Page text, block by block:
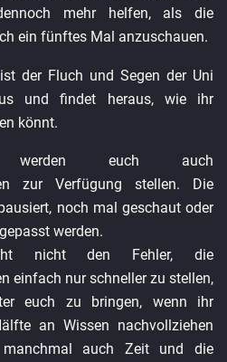
mehr helfen, als die
ein fünftes Mal anzuschauen.
der Fluch und Segen der Uni
und findet heraus, wie ihr
könnt.
werden euch auch
zur Verfügung stellen. Die
noch mal geschaut oder
werden.
nicht den Fehler, die
einfach nur schneller zu stellen,
euch zu bringen, wenn ihr
an Wissen nachvollziehen
auch Zeit und die